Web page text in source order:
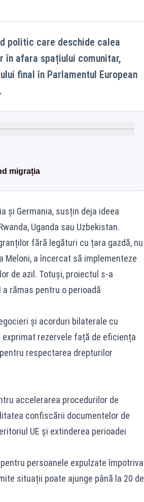
politic care deschide calea
afara spațiului comunitar,
final în Parlamentul European
migrația
și Germania, susțin deja ideea
Uganda sau Uzbekistan.
fără legături cu țara gazdă, nu
Meloni, a încercat să implementeze
de azil. Totuși, proiectul s-a
rămas pentru o perioadă
și acorduri bilaterale cu
rezervele față de eficiența
respectarea drepturilor
accelerarea procedurilor de
confiscării documentelor de
UE și extinderea perioadei
persoanele expulzate împotriva
situații poate ajunge până la 20 de